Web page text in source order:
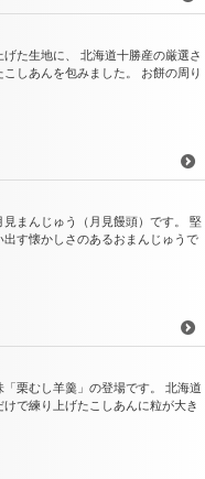
た生地に、 北海道十勝産の厳選さ
しあんを包みました。 お餅の周り
まんじゅう（月見饅頭）です。 堅
す懐かしさのあるおまんじゅうで
栗むし羊羹」の登場です。 北海道
で練り上げたこしあんに粒が大き